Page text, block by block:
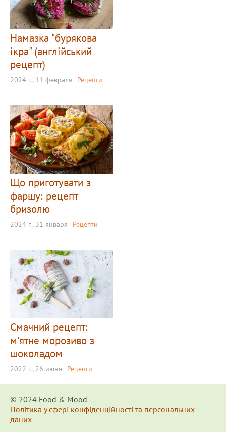
Намазка "бурякова
ікра" (англійський
рецепт)
2024 г., 11 февраля Рецепти
Що приготувати з
фаршу: рецепт
бризолю
2024 г., 31 января Рецепти
Смачний рецепт:
м'ятне морозиво з
шоколадом
2022 г., 26 июня Рецепти
© 2024 Food & Мood
Політика у сфері конфіденційності та персональних
даних